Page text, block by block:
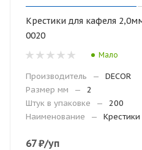
Крестики для кафеля
0020
Мало
Производитель —
DECOR
Размер мм
—
2
Штук в упаковке
—
200
Наименование
— Крестики
67₽/уп